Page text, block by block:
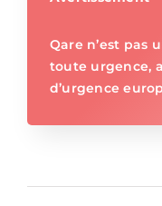
Qare n’est pas
toute urgence,
d’urgence